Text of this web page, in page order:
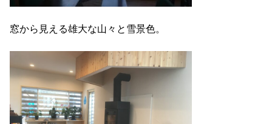
窓から見える雄大な山々と雪景色。